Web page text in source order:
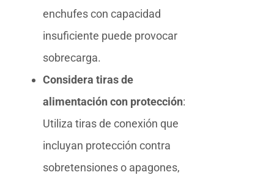
enchufes con capacidad
insuficiente puede provocar
sobrecarga.
Considera tiras de
alimentación con protección:
Utiliza tiras de conexión que
incluyan protección contra
sobretensiones o apagones,